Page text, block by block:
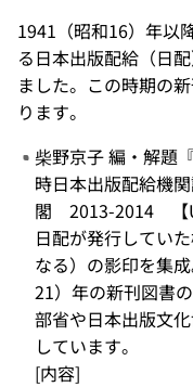
1941（昭和16）年以
る日本出版配給（日
ました。この時期の
ります。
柴野京子 編・解題
時日本出版配給機
閣 2013-2014 【
日配が発行してい
なる）の影印を集
21）年の新刊図書
部省や日本出版文
しています。
[内容]